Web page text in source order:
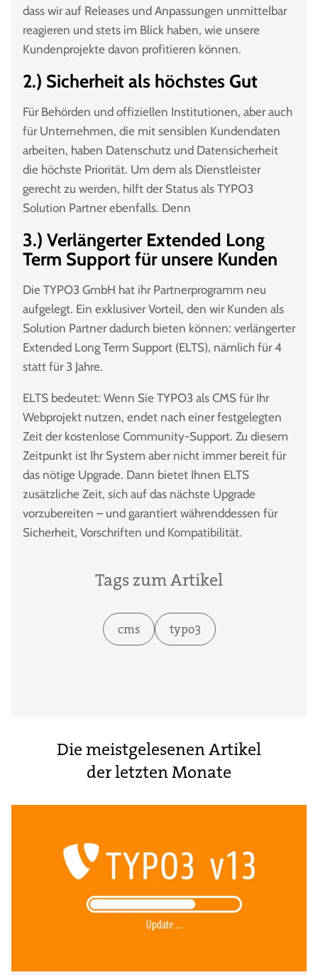
dass wir auf Releases und Anpassungen unmittelbar
reagieren und stets im Blick haben, wie unsere
Kundenprojekte davon profitieren können.
2.) Sicherheit als höchstes Gut
Für Behörden und offiziellen Institutionen, aber auch
für Unternehmen, die mit sensiblen Kundendaten
arbeiten, haben Datenschutz und Datensicherheit
die höchste Priorität. Um dem als Dienstleister
gerecht zu werden, hilft der Status als TYPO3
Solution Partner ebenfalls. Denn
3.) Verlängerter Extended Long
Term Support für unsere Kunden
Die TYPO3 GmbH hat ihr Partnerprogramm neu
aufgelegt. Ein exklusiver Vorteil, den wir Kunden als
Solution Partner dadurch bieten können: verlängerter
Extended Long Term Support (ELTS), nämlich für 4
statt für 3 Jahre.
ELTS bedeutet: Wenn Sie TYPO3 als CMS für Ihr
Webprojekt nutzen, endet nach einer festgelegten
Zeit der kostenlose Community-Support. Zu diesem
Zeitpunkt ist Ihr System aber nicht immer bereit für
das nötige Upgrade. Dann bietet Ihnen ELTS
zusätzliche Zeit, sich auf das nächste Upgrade
vorzubereiten – und garantiert währenddessen für
Sicherheit, Vorschriften und Kompatibilität.
Tags zum Artikel
cms typo3
Die meistgelesenen Artikel
der letzten Monate